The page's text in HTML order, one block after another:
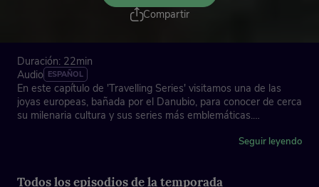
Compartir
Duración: 22min
Audio ESPAÑOL
En este capítulo de 'Travelling Series' visitamos una de las
joyas europeas, bañada por el Danubio, para conocer de cerca
su milenaria cultura y sus series más emblemáticas.
Seguir leyendo
Todos los episodios de la temporada